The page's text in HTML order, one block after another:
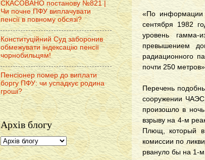
«По информации
сентября 1982
уровень гамма-
превышением
радиационного
почти 250
Перечень
сооружении
произошло в
взрыву на 4-м
Плющ, который в
комиссии по
рвануло бы на 1-
СКАСОВАНО постанову №821 |
Чи почне ПФУ виплачувати
пенсії в повному обсязі?
Конституційний Суд заборонив
обмежувати індексацію пенсії
чорнобильцям!
Пенсіонер помер до виплати
боргу ПФУ: чи успадкує родина
гроші?
Архів блогу